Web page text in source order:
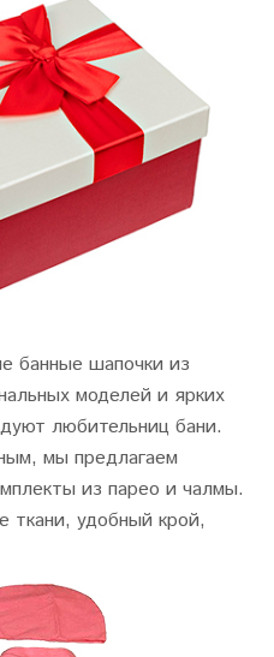
банные шапочки из
моделей и ярких
любительниц бани.
мы предлагаем
из парео и чалмы.
ткани, удобный крой,